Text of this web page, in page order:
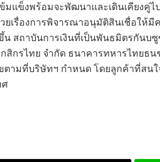
มแข็งพร้อมจะพัฒนาและเดินเคียงคู่ไ
เรื่องการพิจารณาอนุมัติสินเชื่อให้มี
น สถาบันการเงินที่เป็นพันธมิตรกันบซู
กรไทย จำกัด ธนาคารทหารไทยธน
ตามที่บริษัทฯ กำหนด โดยลูกค้าที่สนใ
ศ